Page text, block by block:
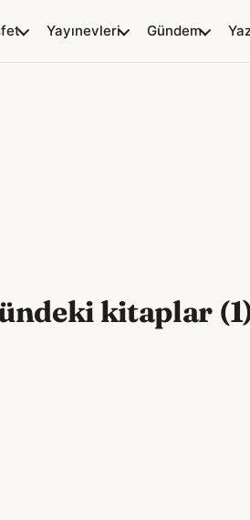
Yayınevleri Gündem
kitaplar